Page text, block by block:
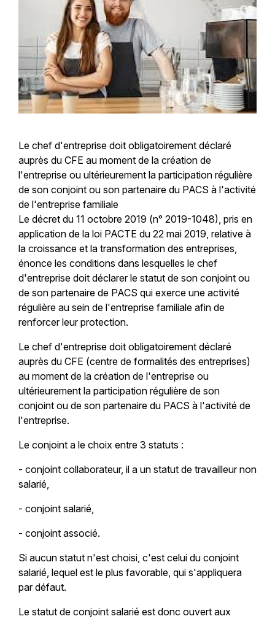
Le chef d'entreprise doit obligatoirement déclaré
auprès du CFE au moment de la création de
l'entreprise ou ultérieurement la participation régulière
de son conjoint ou son partenaire du PACS à l'activité
de l'entreprise familiale
Le décret du 11 octobre 2019 (n° 2019-1048), pris en
application de la loi PACTE du 22 mai 2019, relative à
la croissance et la transformation des entreprises,
énonce les conditions dans lesquelles le chef
d'entreprise doit déclarer le statut de son conjoint ou
de son partenaire de PACS qui exerce une activité
régulière au sein de l'entreprise familiale afin de
renforcer leur protection.
Le chef d'entreprise doit obligatoirement déclaré
auprès du CFE (centre de formalités des entreprises)
au moment de la création de l'entreprise ou
ultérieurement la participation régulière de son
conjoint ou de son partenaire du PACS à l'activité de
l'entreprise.
Le conjoint a le choix entre 3 statuts :
- conjoint collaborateur, il a un statut de travailleur non
salarié,
- conjoint salarié,
- conjoint associé.
Si aucun statut n'est choisi, c'est celui du conjoint
salarié, lequel est le plus favorable, qui s'appliquera
par défaut.
Le statut de conjoint salarié est donc ouvert aux